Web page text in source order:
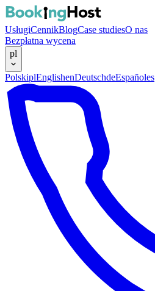
UsługiCennikBlogCase studiesO nas
Bezpłatna wycena
pl
PolskiplEnglishenDeutschdeEspañoles